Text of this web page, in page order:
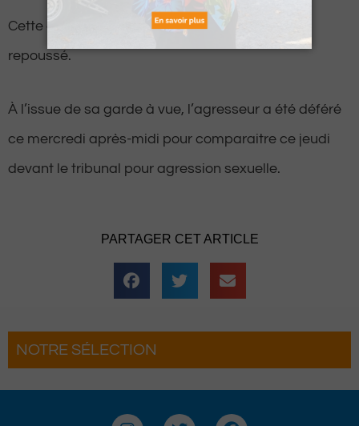
Cette dernière, également alcoolisée, l’aurait
repoussé.
À l’issue de sa garde à vue, l’agresseur a été déféré
ce mercredi après-midi pour comparaitre ce jeudi
devant le tribunal pour agression sexuelle.
PARTAGER CET ARTICLE
NOTRE SÉLECTION
offert par Version
gagnants
Artouste : Le
s’installe à la
I T F